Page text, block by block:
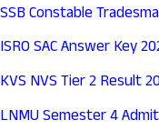
SSB Constable
ISRO SAC Answer Key
KVS NVS Tier 2 Result
LNMU Semester 4